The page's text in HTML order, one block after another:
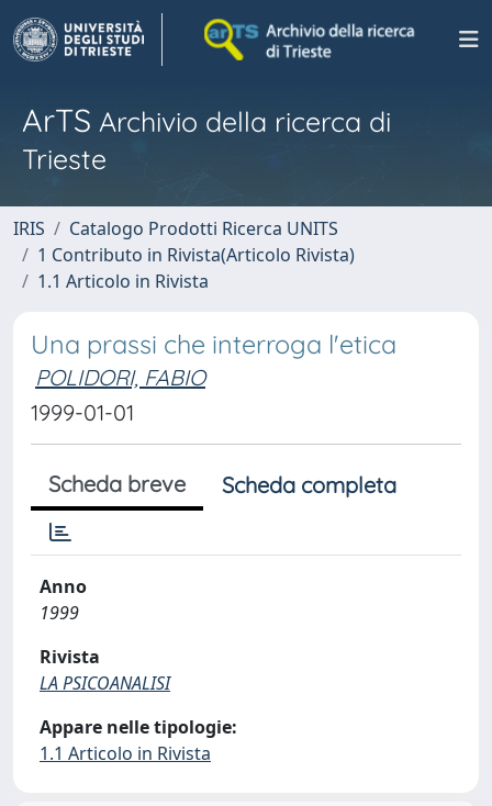
ArTS Archivio della ricerca di
Trieste
IRIS
Catalogo Prodotti Ricerca UNITS
1 Contributo in Rivista(Articolo Rivista)
1.1 Articolo in Rivista
Una prassi che interroga l'etica
POLIDORI, FABIO
1999-01-01
Scheda breve Scheda completa
Anno
1999
Rivista
LA PSICOANALISI
Appare nelle tipologie:
1.1 Articolo in Rivista